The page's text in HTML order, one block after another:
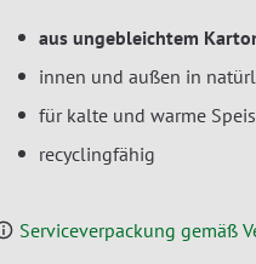
aus ungebleichtem
innen und außen in
für kalte und warme
recyclingfähig
Serviceverpackung gemäß